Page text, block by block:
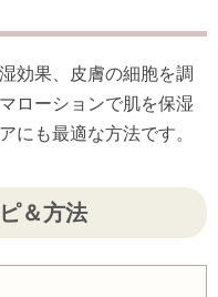
効果、皮膚の細胞を調
ローションで肌を保湿
にも最適な方法です。
＆方法